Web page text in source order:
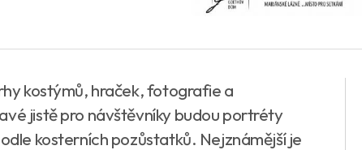
kostýmů, hraček, fotografie a
jistě pro návštěvníky budou portréty
kosterních pozůstatků. Nejznámější je